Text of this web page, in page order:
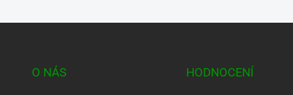
O NÁS HODNOCENÍ